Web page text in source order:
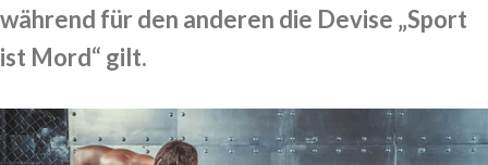
während für den anderen die Devise „Sport
ist Mord“ gilt.